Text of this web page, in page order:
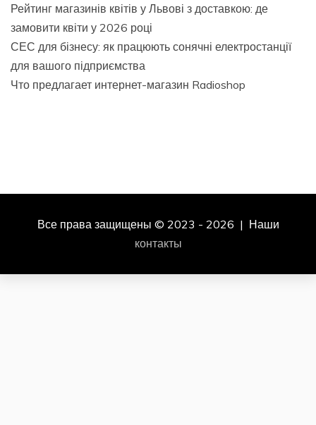
Рейтинг магазинів квітів у Львові з доставкою: де
замовити квіти у 2026 році
СЕС для бізнесу: як працюють сонячні електростанції
для вашого підприємства
Что предлагает интернет-магазин Radioshop
Все права защищены © 2023 - 2026 | Наши
контакты